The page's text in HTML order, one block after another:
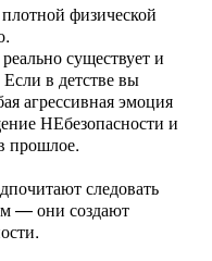
физической
существует и
в детстве вы
агрессивная эмоция
НЕбезопасности и
прошлое.
следовать
— они создают